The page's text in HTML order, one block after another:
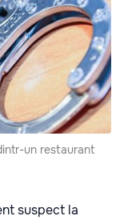
un restaurant
suspect la